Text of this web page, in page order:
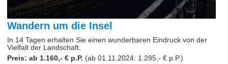
Wandern um die Insel
In 14 Tagen erhalten Sie einen wunderbaren Eindruck von der
Vielfalt der Landschaft.
Preis: ab 1.160,- € p.P. (ab 01.11.2024: 1.295,- € p.P.)